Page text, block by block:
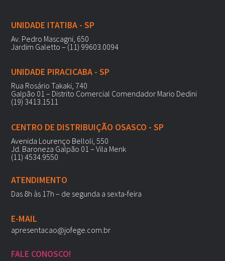
UNIDADE ITATIBA - SP
Av. Pedro Mascagni, 650
Jardim Galetto – (11) 99603.0094
UNIDADE PIRACICABA - SP
Rua Rosário Takaki, 740
Galpão 01 – Distrito Comercial Comendador Mario Dedini
(19) 3413.1511
CENTRO DE DISTRIBUIÇÃO OSASCO - SP
Avenida Lourenço Belloli, 550
Jd. Baroneza Galpão 01 – Vila Menk
(11) 4534.9550
ATENDIMENTO
Das 8h às 17h – de segunda a sexta-feira
E-MAIL
apresentacao@jofege.com.br
FALE CONOSCO!